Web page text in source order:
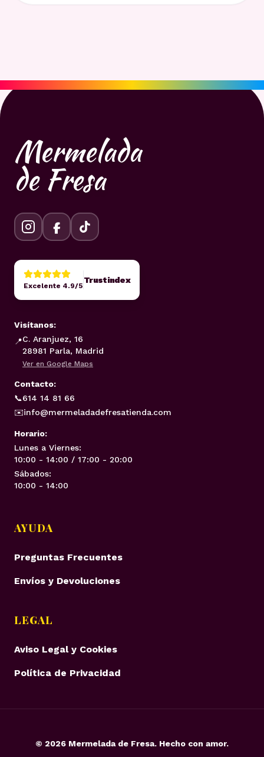
Mermelada
de Fresa
Excelente 4.9/5
Trustindex
Visítanos:
📍C. Aranjuez, 16
28981 Parla, Madrid
Ver en Google Maps
Contacto:
📞614 14 81 66
✉️info@mermeladadefresatienda.com
Horario:
Lunes a Viernes:
10:00 - 14:00 / 17:00 - 20:00
Sábados:
10:00 - 14:00
AYUDA
Preguntas Frecuentes
Envíos y Devoluciones
LEGAL
Aviso Legal y Cookies
Política de Privacidad
© 2026 Mermelada de Fresa. Hecho con amor.